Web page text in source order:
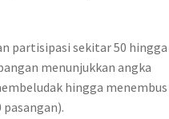
partisipasi sekitar 50 hingga
menunjukkan angka
hingga menembus